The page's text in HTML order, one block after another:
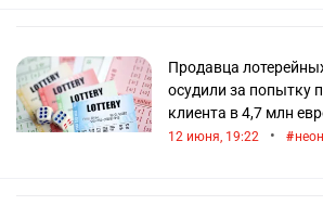
Продавца
осудили за попытку
клиента в 4,7 млн
12 июня, 19:22 •